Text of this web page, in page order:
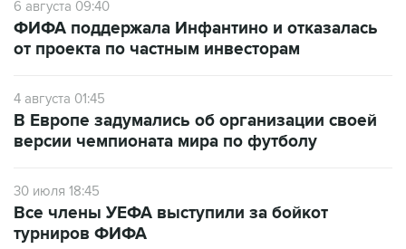
от проекта по частным инвесторам
4 августа 01:45
версии чемпионата мира по футболу
30 июля 18:45
турниров ФИФА